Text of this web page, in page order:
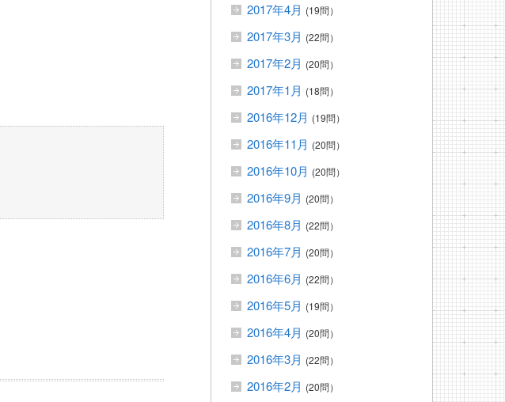
2017年4月 (19問）
2017年3月 (22問）
2017年2月 (20問）
2017年1月 (18問）
2016年12月 (19問）
2016年11月 (20問）
2016年10月 (20問）
2016年9月 (20問）
2016年8月 (22問）
2016年7月 (20問）
2016年6月 (22問）
2016年5月 (19問）
2016年4月 (20問）
2016年3月 (22問）
2016年2月 (20問）